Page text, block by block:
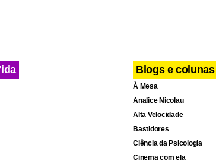
Blogs e colunas
À Mesa
Analice Nicolau
Alta Velocidade
Bastidores
Ciência da Psicologia
Cinema com ela